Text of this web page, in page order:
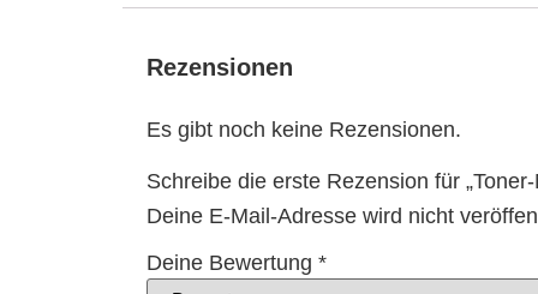
Rezensionen
Es gibt noch keine Rezensionen.
Schreibe die erste Rezension für
Deine E-Mail-Adresse wird nicht
Deine Bewertung *